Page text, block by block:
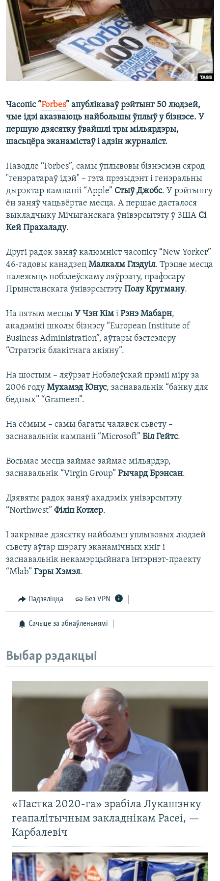
КУЛЬТУРА
КАЛЯНДАР
МОВА
НА ХВАЛЯХ СВАБОДЫ
Часопіс “Forbes” апублікаваў рэйтынг 50 людзей,
чые ідэі аказваюць найбольшы ўплыў у бізнэсе. У
першую дзясятку ўвайшлі тры мільярдэры,
шасьцёра эканамістаў і адзін журналіст.
Паводле “Forbes”, самы ўплывовы бізнэсмэн сярод
"генэратараў ідэй" – гэта прэзыдэнт і генэральны
дырэктар кампаніі “Apple” Стыў Джобс. У рэйтынгу
ён заняў чацьвёртае месца. А першае дасталося
выкладчыку Мічыганскага ўнівэрсытэту ў ЗША Сі
Кей Прахаладу.
Другі радок заняў калюмніст часопісу “New Yorker”
46-гадовы канадзец Малкалм Глэдуіл. Трэцяе месца
належыць нобэлеўскаму ляўрэату, прафэсару
Прынстанскага ўнівэрсытэту Полу Кругману.
На пятым месцы У Чэн Кім і Рэнэ Мабарн,
акадэмікі школы бізнэсу “European Institute of
Business Administration”, аўтары бэстсэлеру
“Стратэгія блакітнага акіяну”.
На шостым – ляўрэат Нобэлеўскай прэміі міру за
2006 году Мухамэд Юнус, заснавальнік “банку для
бедных” “Grameen”.
На сёмым – самы багаты чалавек сьвету –
заснавальнік кампаніі “Microsoft” Біл Гейтс.
Восьмае месца займае займае мільярдэр,
заснавальнік “Virgin Group” Рычард Брэнсан.
Дзявяты радок заняў акадэмік унівэрсытэту
“Northwest” Філіп Котлер.
І закрывае дзясятку найбольш уплывовых людзей
сьвету аўтар шэрагу эканамічных кніг і
заснавальнік некамэрцыйнага інтэрнэт-праекту
“Mlab” Гэры Хэмэл.
Падзяліцца Без VPN
Сачыце за абнаўленьнямі
Выбар рэдакцыі
«Пастка 2020-га» зрабіла Лукашэнку
геапалітычным закладнікам Расеі, —
Карбалевіч